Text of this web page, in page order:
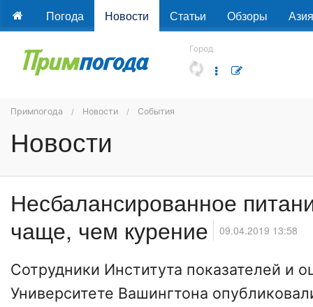
Погода Новости Статьи Обзоры Азия
Город
Примпогода Новости События
Новости
Несбалансированное
чаще, чем курение
09.04.2019 13:58
Сотрудники Института показателей и
Университете Вашингтона